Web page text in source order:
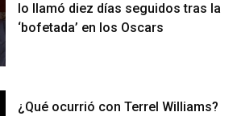
lo llamó diez días seguidos tras la
‘bofetada’ en los Oscars
¿Qué ocurrió con Terrel Williams?